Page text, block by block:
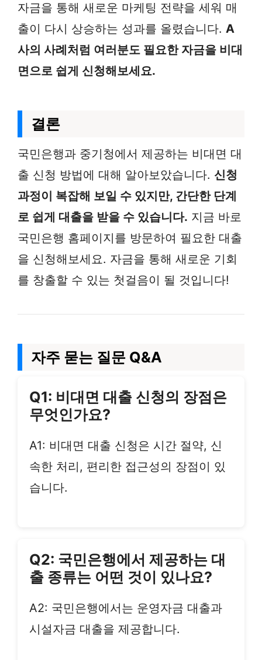
자금을 통해 새로운 마케팅 전략을 세워 매
출이 다시 상승하는 성과를 올렸습니다. A
사의 사례처럼 여러분도 필요한 자금을 비대
면으로 쉽게 신청해보세요.
결론
국민은행과 중기청에서 제공하는 비대면 대
출 신청 방법에 대해 알아보았습니다. 신청
과정이 복잡해 보일 수 있지만, 간단한 단계
로 쉽게 대출을 받을 수 있습니다. 지금 바로
국민은행 홈페이지를 방문하여 필요한 대출
을 신청해보세요. 자금을 통해 새로운 기회
를 창출할 수 있는 첫걸음이 될 것입니다!
자주 묻는 질문 Q&A
Q1: 비대면 대출 신청의 장점은
무엇인가요?
A1: 비대면 대출 신청은 시간 절약, 신
속한 처리, 편리한 접근성의 장점이 있
습니다.
Q2: 국민은행에서 제공하는 대
출 종류는 어떤 것이 있나요?
A2: 국민은행에서는 운영자금 대출과
시설자금 대출을 제공합니다.